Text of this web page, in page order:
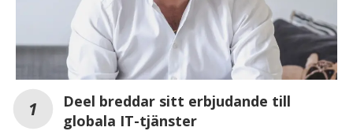
Deel breddar sitt erbjudande till
globala IT-tjänster